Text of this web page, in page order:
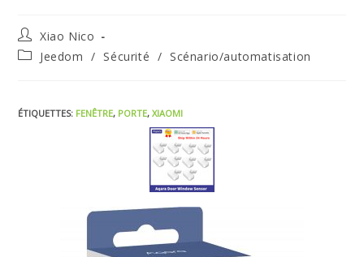
Xiao Nico
Jeedom / Sécurité / Scénario/automatisation
ÉTIQUETTES: FENÊTRE, PORTE, XIAOMI